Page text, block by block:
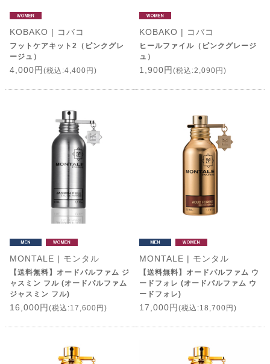
KOBAKO | コバコ
フットケアキット2（ピンクグレ
ージュ）
4,000円(税込:4,400円)
KOBAKO | コバコ
ヒールファイル（ピンクグレージ
ュ）
1,900円(税込:2,090円)
MONTALE | モンタル
【送料無料】オードパルファム ジ
ャスミン フル (オードパルファム
ジャスミン フル)
16,000円(税込:17,600円)
MONTALE | モンタル
【送料無料】オードパルファム ウ
ードフォレ (オードパルファム ウ
ードフォレ)
17,000円(税込:18,700円)